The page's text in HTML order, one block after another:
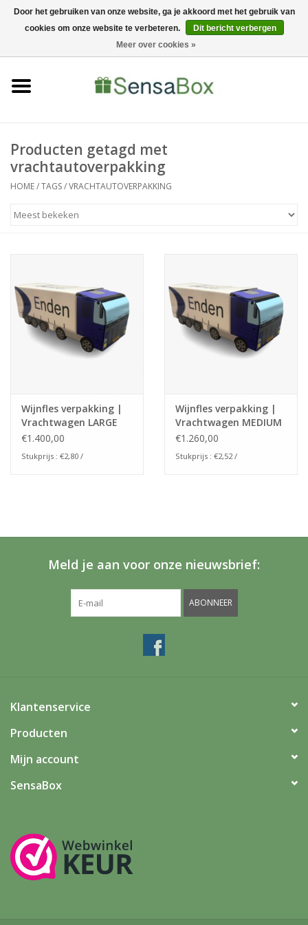
06-22022900 0 Artikelen - €0,00
Bewerkingen
Nieuws
Producten getagd met
vrachtautoverpakking
HOME/TAGS/VRACHTAUTOVERPAKKING
Wijnfles verpakking |
Vrachtwagen LARGE
440x110x110mm
€1.400,00
Stukprijs : €2,80 /
Wijnfles verpakking |
Vrachtwagen MEDIUM
310x95x95mm
€1.260,00
Stukprijs : €2,52 /
Meld je aan voor onze nieuwsbrief:
ABONNEER
Klantenservice
Producten
Mijn account
SensaBox
Door het gebruiken van onze website, ga je akkoord met het gebruik van
cookies om onze website te verbeteren.
Dit bericht verbergen
Meer over cookies »